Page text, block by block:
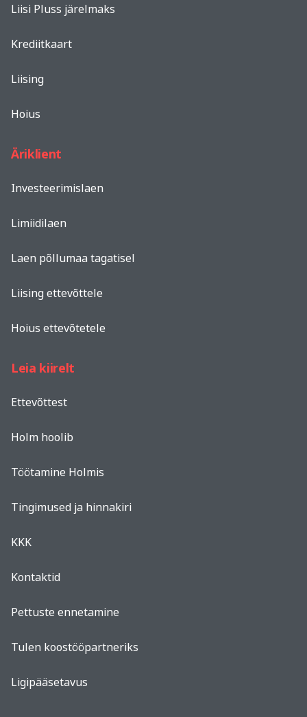
Liisi Pluss järelmaks
Krediitkaart
Liising
Hoius
Äriklient
Investeerimislaen
Limiidilaen
Laen põllumaa tagatisel
Liising ettevõttele
Hoius ettevõtetele
Leia kiirelt
Ettevõttest
Holm hoolib
Töötamine Holmis
Tingimused ja hinnakiri
KKK
Kontaktid
Pettuste ennetamine
Tulen koostööpartneriks
Ligipääsetavus